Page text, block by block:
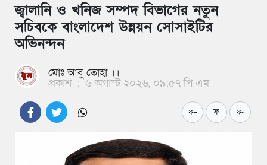
জ্বালানি ও খনিজ সম্পদ বিভাগের নতুন
সচিবকে বাংলাদেশ উন্নয়ন সোসাইটির
অভিনন্দন
মোঃ আবু তোহা ।।
প্রকাশ : ৬ অগাস্ট ২০২৬, ০৯:৫৭ পি এম
ফ+ ফ ফ-